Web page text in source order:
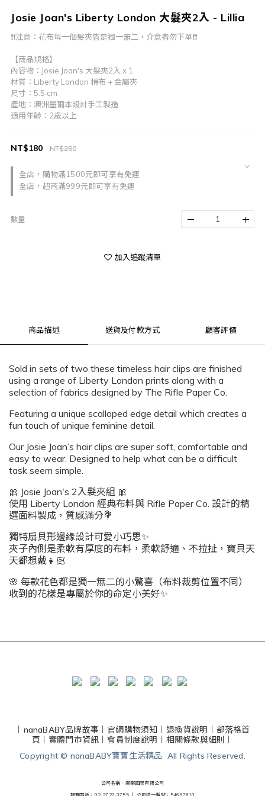
Josie Joan's Liberty London 大髮夾2入 - Lillia
❗️❗️注意：花布每一個髮夾皆是獨一無二，介意者勿下單❗️❗️
【商品規格】
內容物：Josie Joan's 大髮夾2入 x 1
材質：Liberty London 棉布 + 金屬夾
尺寸：5.5 cm
產地：澳洲墨爾本設計手工製造
適用年齡：2歲以上
全店，購物滿1500元即可享有免運
全店，超商滿999元即可享有免運
NT$250
NT$180
數量
加入追蹤清單
商品描述 送貨及付款方式 顧客評價
Sold in sets of two these timeless hair clips are finished
using a range of Liberty London prints along with a
selection of fabrics designed by The Rifle Paper Co.
Featuring a unique scalloped edge detail which creates a
fun touch of unique feminine detail.
Our Josie Joan’s hair clips are super soft, comfortable and
easy to wear. Designed to help what can be a difficult
task seem simple.
🎀 Josie Joan's 2入髮夾組 🎀
使用 Liberty London 經典布料與 Rifle Paper Co. 設計的精
選面料製成，質感滿分💐
獨特扇貝形邊緣設計可愛小巧思✨
夾子內側是柔軟有厚度的布料，柔軟舒適、不拉扯，寶貝天
天都想戴👧🏻
🌸 每款花色都是獨一無二的小驚喜（布料裁剪位置不同）
收到的花樣是專屬於你的命定小美好✨
nanaBABY品牌故事 官網購物須知 退換貨說明
部落格首
頁
實體門市資訊 丨會員制度說明 相關條款與細則
Copyright © nanaBABY寶寶生活精品 All Rights Reserved.
公司名稱：娜娜國際有限公司
服務電話：02-2727-3755 丨 公司統一編號：54667810